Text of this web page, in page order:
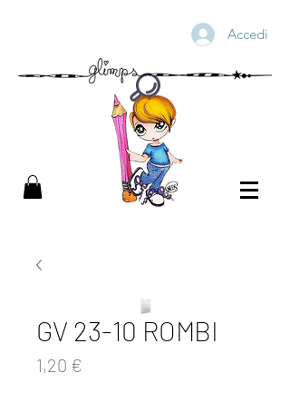
Accedi
GV 23-10 ROMBI
1,20 €